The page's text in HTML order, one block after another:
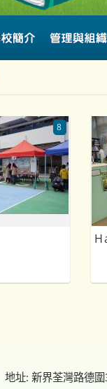
8
地址: 新界荃灣路德